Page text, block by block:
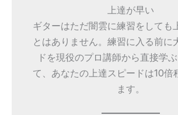
上達が早い
ギターはただ闇雲に練習をしても
とはありません。練習に入る前に
ドを現役のプロ講師から直接学
て、あなたの上達スピードは10倍
ます。